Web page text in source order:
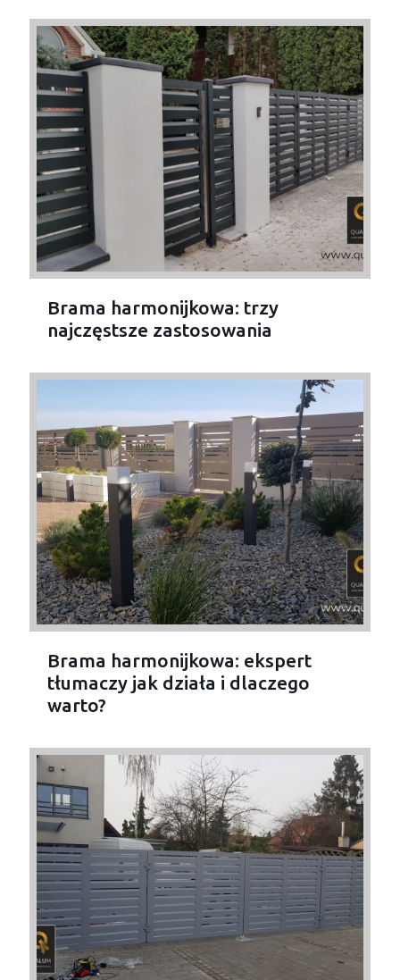
Brama harmonijkowa: trzy
najczęstsze zastosowania
Brama harmonijkowa: ekspert
tłumaczy jak działa i dlaczego
warto?